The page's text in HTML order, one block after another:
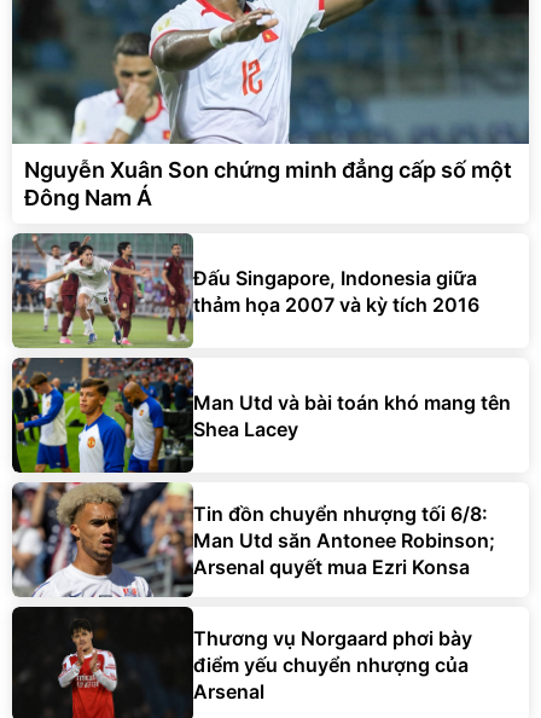
Nguyễn Xuân Son chứng minh đẳng cấp số một
Đông Nam Á
Đấu Singapore, Indonesia giữa
thảm họa 2007 và kỳ tích 2016
Man Utd và bài toán khó mang tên
Shea Lacey
Tin đồn chuyển nhượng tối 6/8:
Man Utd săn Antonee Robinson;
Arsenal quyết mua Ezri Konsa
Thương vụ Norgaard phơi bày
điểm yếu chuyển nhượng của
Arsenal